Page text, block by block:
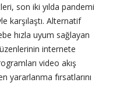
son iki yılda pandemi
karşılaştı. Alternatif
hızla uyum sağlayan
internete
video akış
yararlanma fırsatlarını